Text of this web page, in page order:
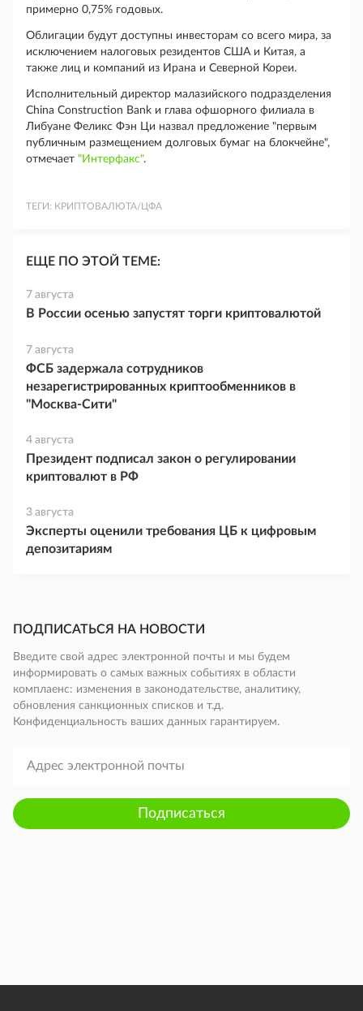
примерно 0,75% годовых.
Облигации будут доступны инвесторам со всего мира, за
исключением налоговых резидентов США и Китая, а
также лиц и компаний из Ирана и Северной Кореи.
Исполнительный директор малазийского подразделения
China Construction Bank и глава офшорного филиала в
Либуане Феликс Фэн Ци назвал предложение "первым
публичным размещением долговых бумаг на блокчейне",
отмечает "Интерфакс".
ТЕГИ: КРИПТОВАЛЮТА/ЦФА
ЕЩЕ ПО ЭТОЙ ТЕМЕ:
7 августа
В России осенью запустят торги криптовалютой
7 августа
ФСБ задержала сотрудников
незарегистрированных криптообменников в
"Москва-Сити"
4 августа
Президент подписал закон о регулировании
криптовалют в РФ
3 августа
Эксперты оценили требования ЦБ к цифровым
депозитариям
ПОДПИСАТЬСЯ НА НОВОСТИ
Введите свой адрес электронной почты и мы будем
информировать о самых важных событиях в области
комплаенс: изменения в законодательстве, аналитику,
обновления санкционных списков и т.д.
Конфиденциальность ваших данных гарантируем.
Подписаться